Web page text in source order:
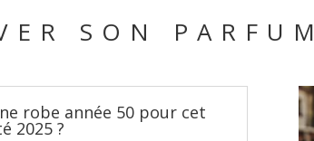
SON PARFUM
robe année 50 pour cet
2025 ?